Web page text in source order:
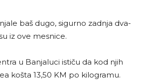
baš dugo, sigurno zadnja dva-
iz ove mesnice.
u Banjaluci ističu da kod njih
košta 13,50 KM po kilogramu.